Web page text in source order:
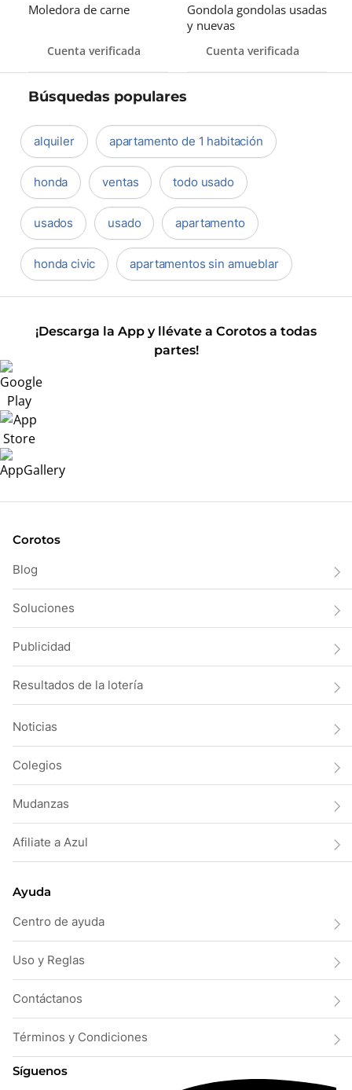
Moledora de carne
Cuenta verificada
Gondola gondolas usadas
y nuevas
Cuenta verificada
Búsquedas populares
alquiler apartamento de 1 habitación
honda ventas todo usado
usados usado apartamento
honda civic apartamentos sin amueblar
¡Descarga la App y llévate a Corotos a todas
partes!
Corotos
Blog
Soluciones
Publicidad
Resultados de la lotería
Noticias
Colegios
Mudanzas
Afiliate a Azul
Ayuda
Centro de ayuda
Uso y Reglas
Contáctanos
Términos y Condiciones
Síguenos